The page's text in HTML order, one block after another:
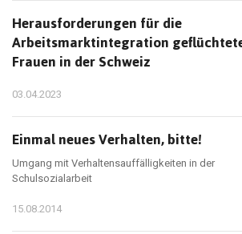
Herausforderungen für die
Arbeitsmarktintegration
Frauen in der Schweiz
03.04.2023
Einmal neues Verhalten, bitte!
Umgang mit Verhaltensauffälligkeiten in der
Schulsozialarbeit
15.08.2014